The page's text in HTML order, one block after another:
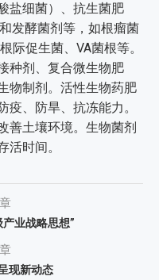
盐细菌）、抗生菌肥
发酵菌剂等，如根瘤菌
际促生菌、VA菌根等。
剂、复合微生物肥
物制剂。活性生物药肥
疫、防旱、抗冻能力。
善土壤环境。生物菌剂
活时间。
业战略思想”
现新动态